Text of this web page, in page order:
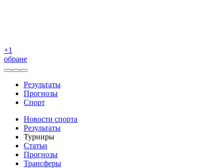
+1
обране
Результаты
Прогнозы
Спорт
Новости спорта
Результаты
Турниры
Статьи
Прогнозы
Трансферы